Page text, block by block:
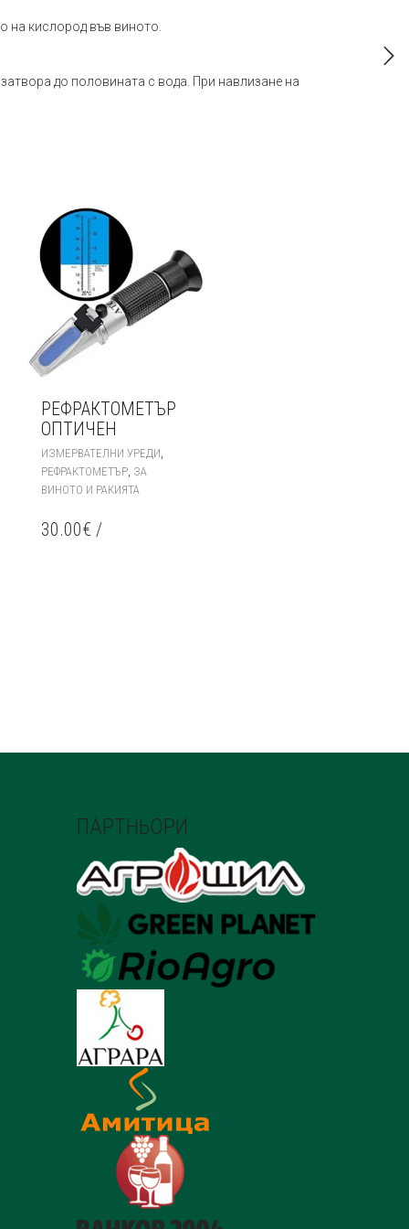
на кислород във виното.
до половината с вода. При навлизане на
РЕФРАКТОМЕТЪР
ОПТИЧЕН
ИЗМЕРВАТЕЛНИ УРЕДИ,
РЕФРАКТОМЕТЪР, ЗА
ВИНОТО И РАКИЯТА
30.00€ /
ПАРТНЬОРИ